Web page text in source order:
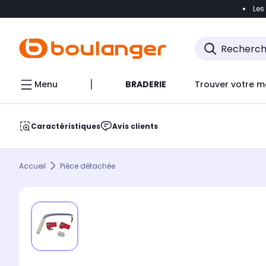
Accéder
Menu BRADERIE Trouver votre
Caractéristiques Avis clients
Accueil Pièce détachée